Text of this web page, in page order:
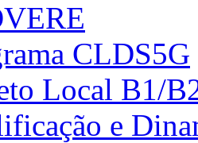
CLDS5G
Local B1/
e